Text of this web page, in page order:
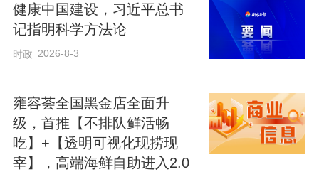
饶阳县市场监督管理局将持续深化“你点我
检”常态化监管机制，加大重点品类、重点
场所抽检频次，从严查处各类食品违法违
导经营户诚信守法经营、群众科学消费，
构建社会共治格局，常态化守护辖区群众
饮食安全。
健康中国建设，习近平总书
记指明科学方法论
时政 2026-8-3
雍容荟全国黑金店全面升
级，首推【不排队鲜活畅
吃】+【透明可视化现捞现
宰】，高端海鲜自助进入2.0